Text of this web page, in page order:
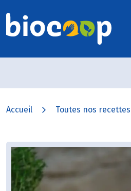
Accueil Toutes nos recettes